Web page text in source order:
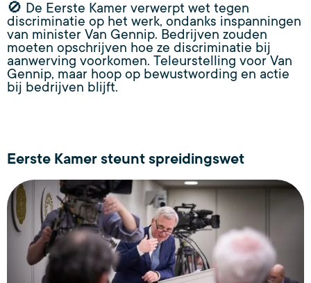
🚫 De Eerste Kamer verwerpt wet tegen
discriminatie op het werk, ondanks inspanningen
van minister Van Gennip. Bedrijven zouden
moeten opschrijven hoe ze discriminatie bij
aanwerving voorkomen. Teleurstelling voor Van
Gennip, maar hoop op bewustwording en actie
bij bedrijven blijft.
Eerste Kamer steunt spreidingswet